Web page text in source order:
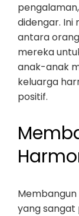
didengar. Ini
antara
mereka
anak-anak
keluarga
positif.
yang sangat